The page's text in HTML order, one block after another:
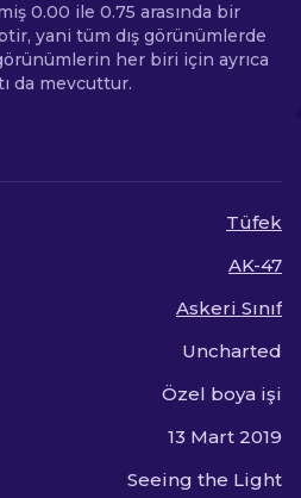
0.00 ile 0.75 arasında bir
yani tüm dış görünümlerde
her biri için ayrıca
da mevcuttur.
Tüfek
AK-47
Askeri Sınıf
Uncharted
Özel boya işi
13 Mart 2019
Seeing the Light